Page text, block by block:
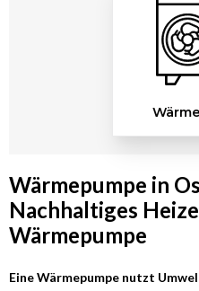
Wärmepumpe in
Nachhaltiges
Wärmepumpe
Eine Wärmepumpe nutzt